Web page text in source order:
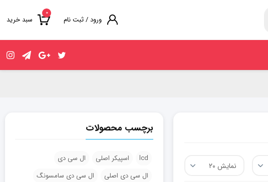
۰
سبد خرید ورود / ثبت نام
برچسب محصولات
lcd اسپیکر اصلی
ال سی دی
ال سی دی اصلی
ال سی دی سامسونگ